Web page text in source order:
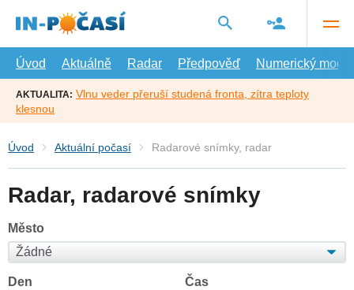
hlavní
Úvod
Aktuálně Radar Předpověď Numerický model
AKTUALITA: Vlnu veder přeruší studená fronta, zítra teploty
klesnou
Úvod Aktuální počasí Radarové snímky, radar
Radar, radarové snímky
Město
Den Čas